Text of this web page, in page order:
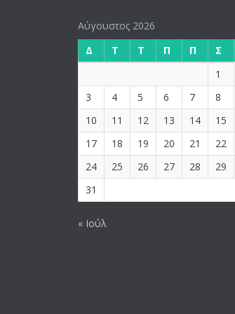
Αύγουστος 2026
Δ
Τ Τ Π Π Σ
1
3
4 5 6 7 8
10
11 12 13 14 15
17
18 19 20 21 22
24
25 26 27 28 29
31
« Ιούλ